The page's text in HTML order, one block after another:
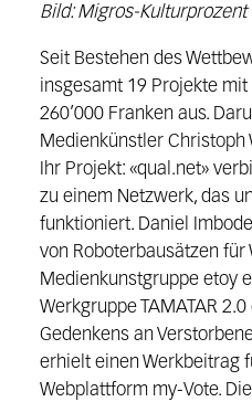
Bild: Migros-Kulturprozent
Seit Bestehen des
insgesamt 19 Projekte
260’000 Franken aus.
Medienkünstler Christoph
Ihr Projekt: «qual.net»
zu einem Netzwerk, das
funktioniert. Daniel
von Roboterbausätzen für
Medienkunstgruppe etoy
Werkgruppe TAMATAR
Gedenkens an
erhielt einen Werkbeitrag
Webplattform my-Vote.